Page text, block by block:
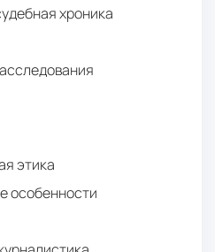
хроника
этика
особенности